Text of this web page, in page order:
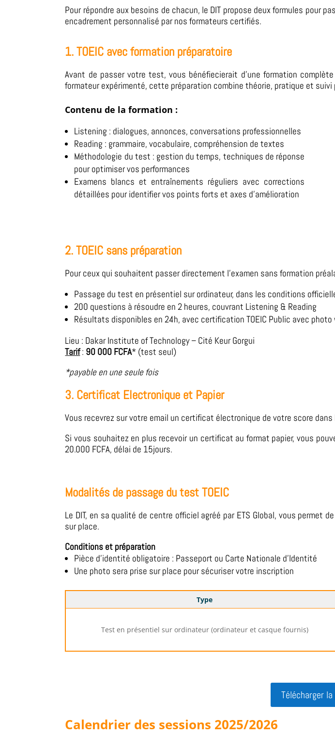
Pour répondre aux besoins de chacun, le DIT propose deux formules pour
encadrement personnalisé par nos formateurs certifiés.
1. TOEIC avec formation préparatoire
Avant de passer votre test, vous bénéfiecierait d’une formation
formateur expérimenté, cette préparation combine théorie, pratique et suivi
Contenu de la formation :
Listening : dialogues, annonces, conversations professionnelles
Reading : grammaire, vocabulaire, compréhension de textes
Méthodologie du test : gestion du temps, techniques de réponse
pour optimiser vos performances
Examens blancs et entraînements réguliers avec corrections
détaillées pour identifier vos points forts et axes d’amélioration
2. TOEIC sans préparation
Pour ceux qui souhaitent passer directement l’examen sans formation
Passage du test en présentiel sur ordinateur, dans les conditions
200 questions à résoudre en 2 heures, couvrant Listening & Reading
Résultats disponibles en 24h, avec certification TOEIC Public avec photo
Lieu : Dakar Institute of Technology – Cité Keur Gorgui
Tarif: 90 000 FCFA* (test seul)
*payable en une seule fois
3. Certificat Electronique et Papier
Vous recevrez sur votre email un certificat électronique de votre score
Si vous souhaitez en plus recevoir un certificat au format papier, vous
20.000 FCFA, délai de 15jours.
Modalités de passage du test TOEIC
Le DIT, en sa qualité de centre officiel agréé par ETS Global, vous permet
sur place.
Conditions et préparation
Pièce d’identité obligatoire : Passeport ou Carte Nationale d’Identité
Une photo sera prise sur place pour sécuriser votre inscription
Type
Test en présentiel sur ordinateur (ordinateur et casque fournis)
Télécharger
Calendrier des sessions 2025/2026